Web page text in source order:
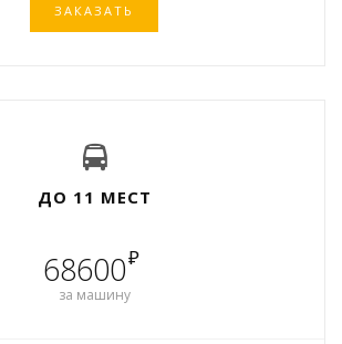
ЗАКАЗАТЬ
ДО 11 МЕСТ
68600₽
за машину